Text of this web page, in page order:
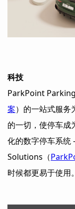
科技
ParkPoint
案）的一站式服务
的一切，使停车成
化的数字停车系
Solutions（
时候都更易于使用。